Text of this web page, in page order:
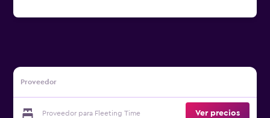
Proveedor
Proveedor para Fleeting Time Ver precios